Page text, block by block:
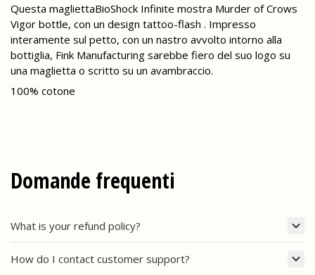
Questa magliettaBioShock Infinite mostra Murder of Crows
Vigor bottle, con un design tattoo-flash . Impresso
interamente sul petto, con un nastro avvolto intorno alla
bottiglia, Fink Manufacturing sarebbe fiero del suo logo su
una maglietta o scritto su un avambraccio.
100% cotone
Domande frequenti
What is your refund policy?
How do I contact customer support?